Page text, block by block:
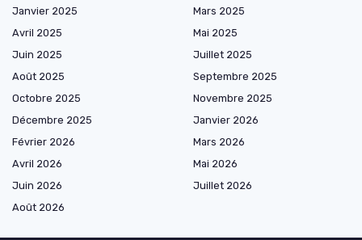
Janvier 2025
Mars 2025
Avril 2025
Mai 2025
Juin 2025
Juillet 2025
Août 2025
Septembre 2025
Octobre 2025
Novembre 2025
Décembre 2025
Janvier 2026
Février 2026
Mars 2026
Avril 2026
Mai 2026
Juin 2026
Juillet 2026
Août 2026